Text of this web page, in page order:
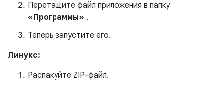
Перетащите файл приложения в папку
«Программы» .
Теперь запустите его.
Линукс:
Распакуйте ZIP-файл.